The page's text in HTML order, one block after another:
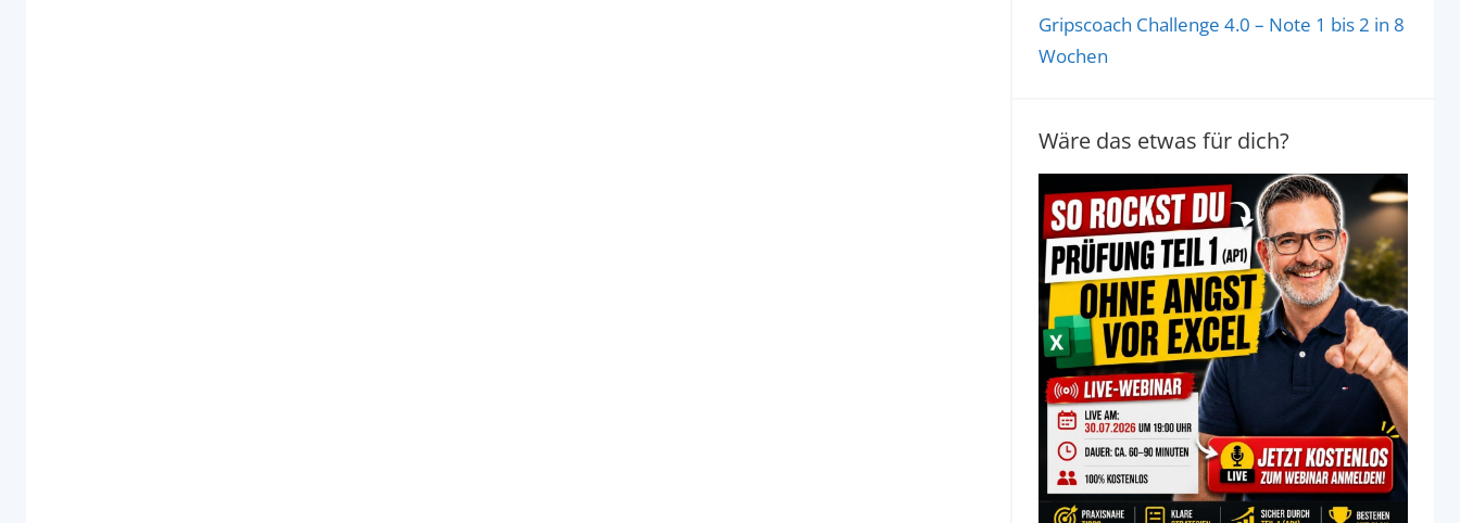
Gripscoach Challenge 4.0 – Note 1 bis 2 in 8
Wochen
Wäre das etwas für dich?